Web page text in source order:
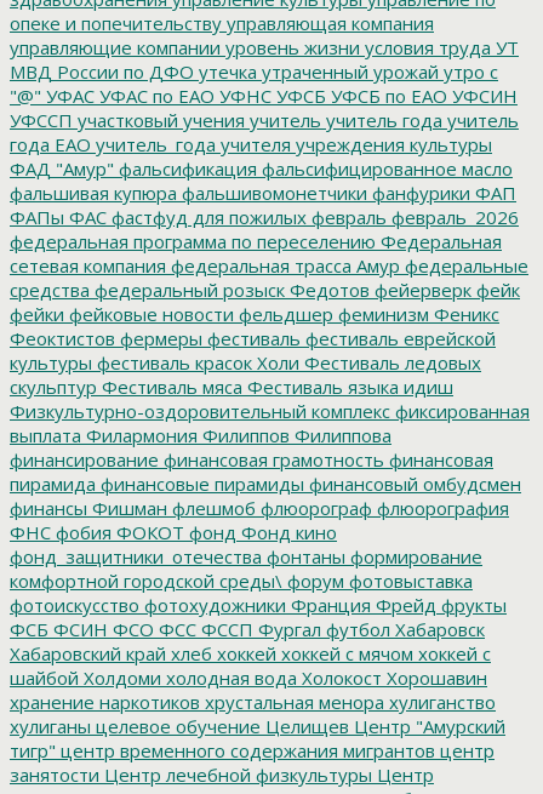
опеке и попечительству управляющая компания
управляющие компании уровень жизни условия труда УТ
МВД России по ДФО утечка утраченный урожай утро с
"@" УФАС УФАС по ЕАО УФНС УФСБ УФСБ по ЕАО УФСИН
УФССП участковый учения учитель учитель года учитель
года ЕАО учитель_года учителя учреждения культуры
ФАД "Амур" фальсификация фальсифицированное масло
фальшивая купюра фальшивомонетчики фанфурики ФАП
ФАПы ФАС фастфуд для пожилых февраль февраль_2026
федеральная программа по переселению Федеральная
сетевая компания федеральная трасса Амур федеральные
средства федеральный розыск Федотов фейерверк фейк
фейки фейковые новости фельдшер феминизм Феникс
Феоктистов фермеры фестиваль фестиваль еврейской
культуры фестиваль красок Холи Фестиваль ледовых
скульптур Фестиваль мяса Фестиваль языка идиш
Физкультурно-оздоровительный комплекс фиксированная
выплата Филармония Филиппов Филиппова
финансирование финансовая грамотность финансовая
пирамида финансовые пирамиды финансовый омбудсмен
финансы Фишман флешмоб флюорограф флюорография
ФНС фобия ФОКОТ фонд Фонд кино
фонд_защитники_отечества фонтаны формирование
комфортной городской среды\ форум фотовыставка
фотоискусство фотохудожники Франция Фрейд фрукты
ФСБ ФСИН ФСО ФСС ФССП Фургал футбол Хабаровск
Хабаровский край хлеб хоккей хоккей с мячом хоккей с
шайбой Холдоми холодная вода Холокост Хорошавин
хранение наркотиков хрустальная менора хулиганство
хулиганы целевое обучение Целищев Центр "Амурский
тигр" центр временного содержания мигрантов центр
занятости Центр лечебной физкультуры Центр